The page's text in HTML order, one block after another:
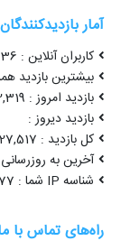
آمار بازدیدکنندگان
کاربران آنلاین : 36
بیشترین بازدید
بازدید امروز : 2,319
بازدید دیروز :
کل بازدید : 9,527,517
آخرین به روزرسانی : 1405/05/17
شناسه IP شما : 216.73.216.177
راه‌های تماس با